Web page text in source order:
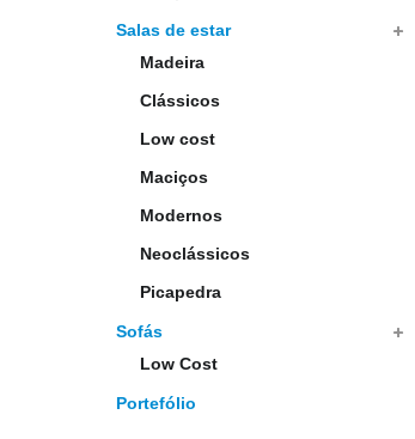
Salas de estar
Madeira
Clássicos
Low cost
Maciços
Modernos
Neoclássicos
Picapedra
Sofás
Low Cost
Portefólio